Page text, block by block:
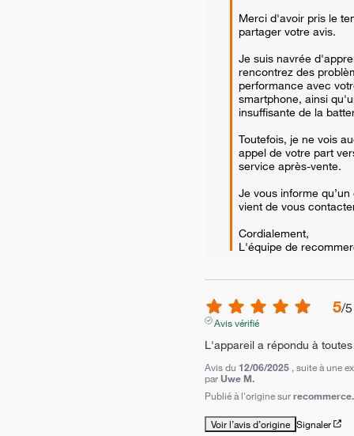
Merci d'avoir pris le
partager votre avis.
Je suis navrée
rencontrez des
performance avec
smartphone, ainsi
insuffisante de la
Toutefois, je ne vois
appel de votre part
service après-vente.
Je vous informe
vient de vous
Cordialement,
L'équipe de
5/5
Avis vérifié
L'appareil a répondu à
Avis du 12/06/2025 , suite à une
parUwe M.
Publié à l'origine sur
Voir l’avis d’origine Signaler